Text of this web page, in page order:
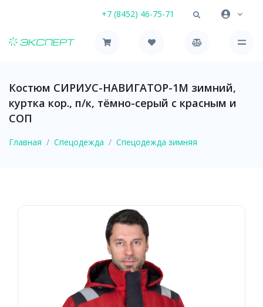
+7 (8452) 46-75-71
Костюм СИРИУС-НАВИГАТОР-1М зимний,
куртка кор., п/к, тёмно-серый с красным и
СОП
Главная Спецодежда Спецодежда зимняя